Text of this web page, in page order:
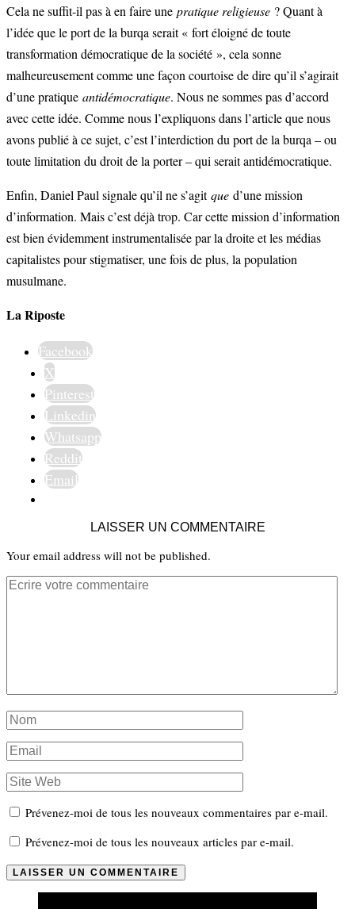
Cela ne suffit-il pas à en faire une pratique religieuse ? Quant à
l’idée que le port de la burqa serait « fort éloigné de toute
transformation démocratique de la société », cela sonne
malheureusement comme une façon courtoise de dire qu’il s’agirait
d’une pratique antidémocratique. Nous ne sommes pas d’accord
avec cette idée. Comme nous l’expliquons dans l’article que nous
avons publié à ce sujet, c’est l’interdiction du port de la burqa – ou
toute limitation du droit de la porter – qui serait antidémocratique.
Enfin, Daniel Paul signale qu’il ne s’agitque d’une mission
d’information. Mais c’est déjà trop. Car cette mission d’information
est bien évidemment instrumentalisée par la droite et les médias
capitalistes pour stigmatiser, une fois de plus, la population
musulmane.
La Riposte
Facebook
X
Pinterest
Linkedin
Whatsapp
Reddit
Email
LAISSER UN COMMENTAIRE
Your email address will not be published.
Prévenez-moi de tous les nouveaux commentaires par e-mail.
Prévenez-moi de tous les nouveaux articles par e-mail.